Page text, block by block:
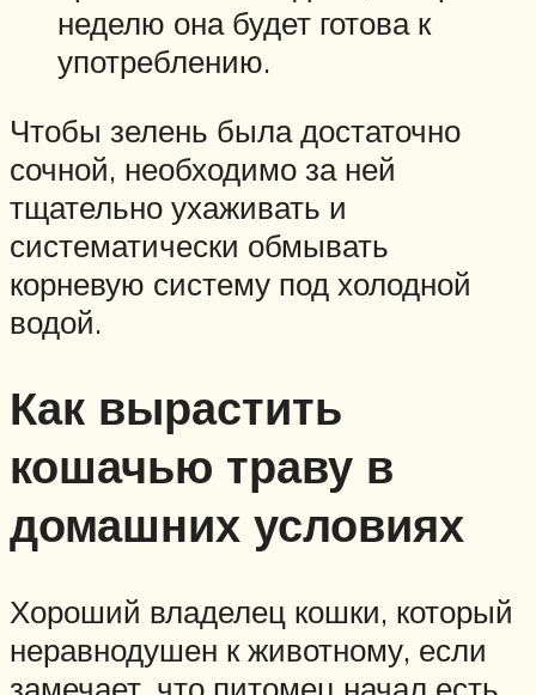
неделю она будет готова к
употреблению.
Чтобы зелень была достаточно
сочной, необходимо за ней
тщательно ухаживать и
систематически обмывать
корневую систему под холодной
водой.
Как вырастить
кошачью траву в
домашних условиях
Хороший владелец кошки, который
неравнодушен к животному, если